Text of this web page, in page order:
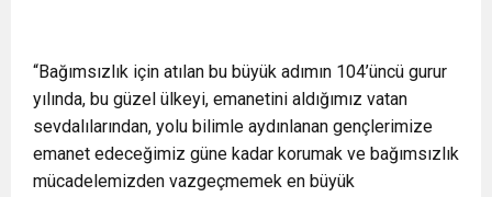
“Bağımsızlık için atılan bu büyük adımın 104’üncü gurur
yılında, bu güzel ülkeyi, emanetini aldığımız vatan
sevdalılarından, yolu bilimle aydınlanan gençlerimize
emanet edeceğimiz güne kadar korumak ve bağımsızlık
mücadelemizden vazgeçmemek en büyük